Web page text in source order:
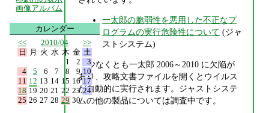
一太郎の脆弱性を悪用した不正なプ
ログラムの実行危険性について (ジャ
ストシステム)
少なくとも一太郎 2006～2010 に欠陥が
あり、攻略文書ファイルを開くとウイルス
が自動的に実行されます。ジャストシステ
ムの他の製品については調査中です。
画像アルバム
カレンダー
<<
2010/04
>>
日
月 火 水 木 金 土
1
2
3
4
5 6 7 8 9 10
11 12 13 14 15 16 17
18 19 20 21 22 23 24
25 26 27 28 29 30